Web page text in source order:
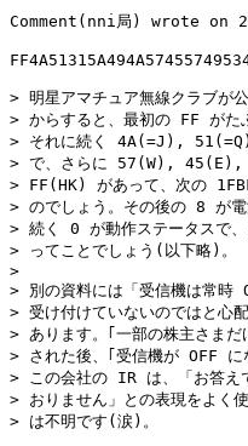
Comment(nni局) wrote on
> 明星アマチュア無線クラブが
> からすると、最初の FF がた
> それに続く 4A(=J),
> で、さらに 57(W),
> FF(HK) があって、次の
> のでしょう。その後の 8 が電
> 続く 0 が動作ステータスで
> ってことでしょう(以下略)。
>
> 別の資料には「受信機は常時
> 受け付けていないのではと心
> あります。｢一部の株主さまだ
> された後、｢受信機が OFF に
> この会社の IR は、「お答え
> おりません」との表現をよく
> は不明です(涙)。